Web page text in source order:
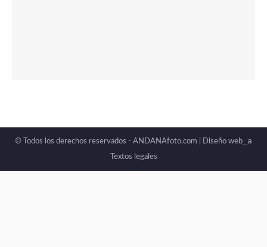
© Todos los derechos reservados - ANDANAfoto.com | Diseño web _a
Textos legales